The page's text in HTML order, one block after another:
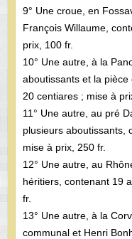
9° Une croue, en
François Willaume,
prix, 100 fr.
10° Une autre, à la
aboutissants et la
20 centiares ; mise à
11° Une autre, au pré
plusieurs aboutissants,
mise à prix, 250 fr.
12° Une autre, au
héritiers, contenant 19
fr.
13° Une autre, à la
communal et Henri